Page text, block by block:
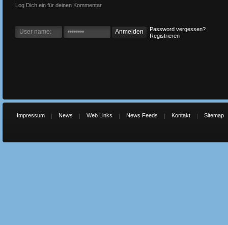
Log Dich ein für deinen Kommentar
Password vergessen?
Registrieren
Impressum News Web Links News Feeds Kontakt Sitemap